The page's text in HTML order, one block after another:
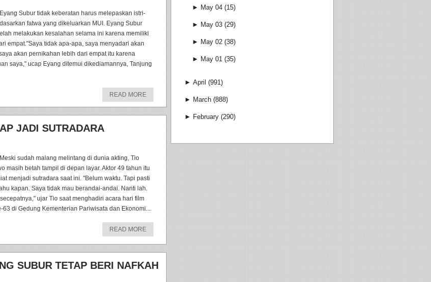
Subur tidak keberatan harus melepaskan istri-
fatwa yang dikeluarkan MUI. Eyang Subur
melakukan kesalahan selama ini karena memiliki
empat."Saya tidak apa-apa, saya menyadari akan
akan pernikahan lebih dari empat itu karena
saya," ucap Eyang ditemui dikediamannya, Tanjung
READ MORE
JADI SUTRADARA
sudah malang melintang di dunia akting, Tio
masih betah tampil di depan layar. Aktor 49 tahun itu
menjadi sutradara saat ini. "Belum waktu. Tapi pasti
kapan. Saya tidak mau berandai-andai. Nanti lah.
ujar Tio saat menghadiri acara hari film
63 di Gedung Kementerian Pariwisata dan Ekonomi...
READ MORE
SUBUR TETAP BERI NAFKAH
► May 04 (15)
► May 03 (29)
► May 02 (38)
► May 01 (35)
► April (991)
► March (888)
► February (290)